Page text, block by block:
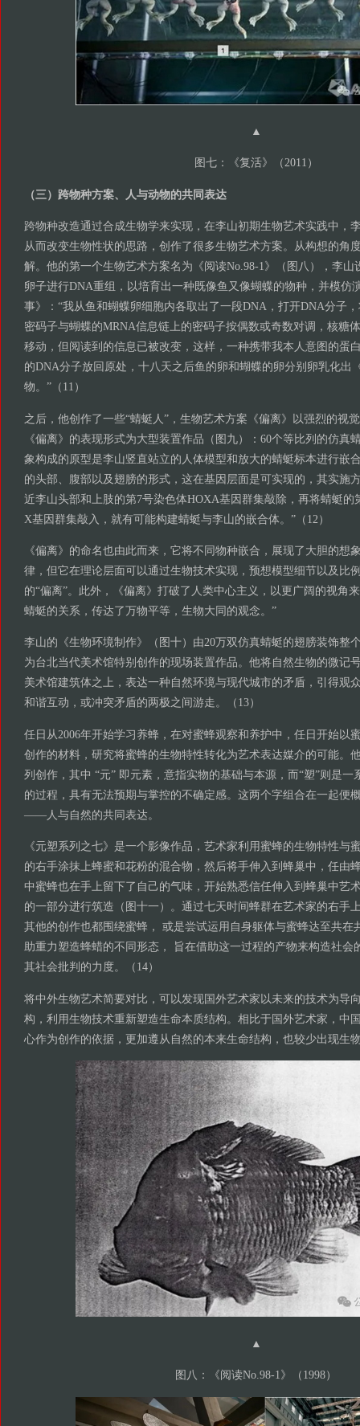
▲
图七：《复活》（2011）
（三）跨物种方案、人与动物的共同表达
跨物种改造通过合成生物学来实现，在李山初期生物艺术实践中，
从而改变生物性状的思路，创作了很多生物艺术方案。从构想的角
解。他的第一个生物艺术方案名为《阅读No.98-1》（图八），李山
卵子进行DNA重组，以培育出一种既像鱼又像蝴蝶的物种，并模仿
事》：“我从鱼和蝴蝶卵细胞内各取出了一段DNA，打开DNA分子
密码子与蝴蝶的MRNA信息链上的密码子按偶数或奇数对调，核糖
移动，但阅读到的信息已被改变，这样，一种携带我本人意图的蛋
的DNA分子放回原处，十八天之后鱼的卵和蝴蝶的卵分别卵乳化出
物。”（11）
之后，他创作了一些“蜻蜓人”，生物艺术方案《偏离》以强烈的视
《偏离》的表现形式为大型装置作品（图九）：60个等比列的仿真
象构成的原型是李山竖直站立的人体模型和放大的蜻蜓标本进行嵌
的头部、腹部以及翅膀的形式，这在基因层面是可实现的，其实施
近李山头部和上肢的第7号染色体HOXA基因群集敲除，再将蜻蜓的
X基因群集敲入，就有可能构建蜻蜓与李山的嵌合体。”（12）
《偏离》的命名也由此而来，它将不同物种嵌合，展现了大胆的想
律，但它在理论层面可以通过生物技术实现，预想模型细节以及比
的“偏离”。此外，《偏离》打破了人类中心主义，以更广阔的视角
蜻蜓的关系，传达了万物平等，生物大同的观念。”
李山的《生物环境制作》（图十）由20万双仿真蜻蜓的翅膀装饰整
为台北当代美术馆特别创作的现场装置作品。他将自然生物的微记
美术馆建筑体之上，表达一种自然环境与现代城市的矛盾，引得观
和谐互动，或冲突矛盾的两极之间游走。（13）
任日从2006年开始学习养蜂，在对蜜蜂观察和养护中，任日开始以
创作的材料，研究将蜜蜂的生物特性转化为艺术表达媒介的可能。
列创作，其中 “元” 即元素，意指实物的基础与本源，而“塑”则是一
的过程，具有无法预期与掌控的不确定感。这两个字组合在一起便
——人与自然的共同表达。
《元塑系列之七》是一个影像作品，艺术家利用蜜蜂的生物特性与
的右手涂抹上蜂蜜和花粉的混合物，然后将手伸入到蜂巢中，任由
中蜜蜂也在手上留下了自己的气味，开始熟悉信任伸入到蜂巢中艺
的一部分进行筑造（图十一）。通过七天时间蜂群在艺术家的右手
其他的创作也都围绕蜜蜂， 或是尝试运用自身躯体与蜜蜂达至共在
助重力塑造蜂蜡的不同形态， 旨在借助这一过程的产物来构造社会
其社会批判的力度。（14）
将中外生物艺术简要对比，可以发现国外艺术家以未来的技术为导
构，利用生物技术重新塑造生命本质结构。相比于国外艺术家，中
心作为创作的依据，更加遵从自然的本来生命结构，也较少出现生
▲
图八：《阅读No.98-1》（1998）